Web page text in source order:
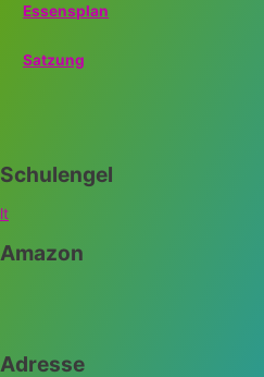
Essensplan
Satzung
Schulengel
lt
Amazon
Adresse